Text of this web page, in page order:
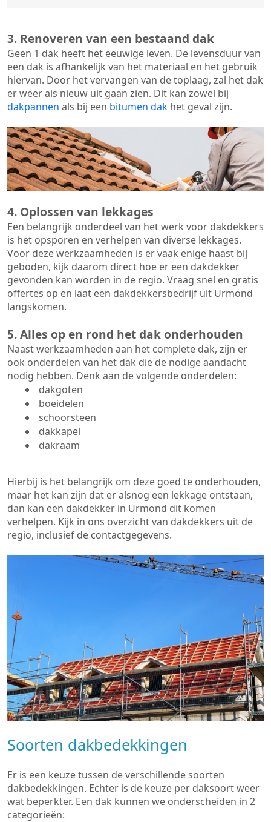
3. Renoveren van een bestaand dak
Geen 1 dak heeft het eeuwige leven. De levensduur van
een dak is afhankelijk van het materiaal en het gebruik
hiervan. Door het vervangen van de toplaag, zal het dak
er weer als nieuw uit gaan zien. Dit kan zowel bij
dakpannen als bij een bitumen dak het geval zijn.
4. Oplossen van lekkages
Een belangrijk onderdeel van het werk voor dakdekkers
is het opsporen en verhelpen van diverse lekkages.
Voor deze werkzaamheden is er vaak enige haast bij
geboden, kijk daarom direct hoe er een dakdekker
gevonden kan worden in de regio. Vraag snel en gratis
offertes op en laat een dakdekkersbedrijf uit Urmond
langskomen.
5. Alles op en rond het dak onderhouden
Naast werkzaamheden aan het complete dak, zijn er
ook onderdelen van het dak die de nodige aandacht
nodig hebben. Denk aan de volgende onderdelen:
dakgoten
boeidelen
schoorsteen
dakkapel
dakraam
Hierbij is het belangrijk om deze goed te onderhouden,
maar het kan zijn dat er alsnog een lekkage ontstaan,
dan kan een dakdekker in Urmond dit komen
verhelpen. Kijk in ons overzicht van dakdekkers uit de
regio, inclusief de contactgegevens.
Soorten dakbedekkingen
Er is een keuze tussen de verschillende soorten
dakbedekkingen. Echter is de keuze per daksoort weer
wat beperkter. Een dak kunnen we onderscheiden in 2
categorieën: